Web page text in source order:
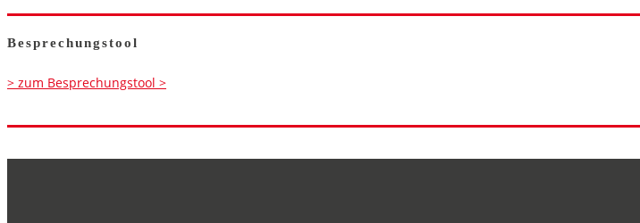
Besprechungstool
> zum Besprechungstool >